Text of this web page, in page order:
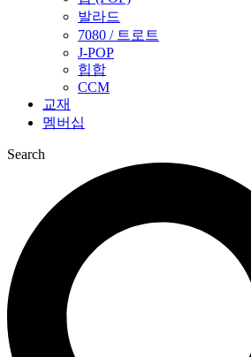
발라드
7080 / 트로트
J-POP
힙합
CCM
교재
멤버십
Search